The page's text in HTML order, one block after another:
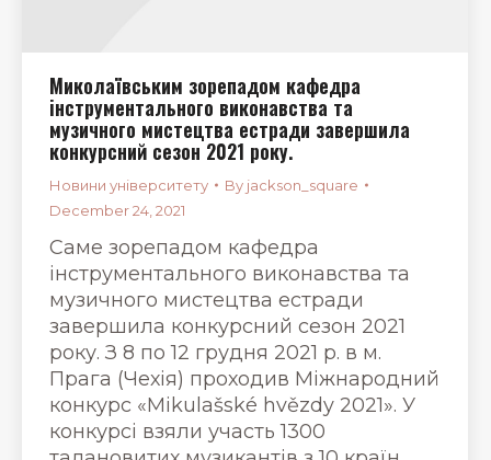
Миколаївським зорепадом кафедра
інструментального виконавства та
музичного мистецтва естради завершила
конкурсний сезон 2021 року.
Новини університету By jackson_square
December 24, 2021
Саме зорепадом кафедра
інструментального виконавства та
музичного мистецтва естради
завершила конкурсний сезон 2021
року. З 8 по 12 грудня 2021 р. в м.
Прага (Чехія) проходив Міжнародний
конкурс «Mikulašské hvězdy 2021». У
конкурсі взяли участь 1300